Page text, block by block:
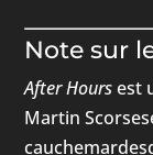
Note sur
After Hoursest
Martin